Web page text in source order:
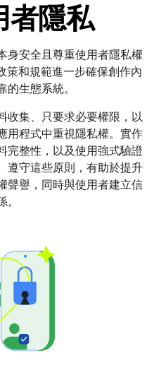
者隱私
身安全且尊重使用者隱私權
策和規範進一步確保創作內
生態系統。
收集、只要求必要權限，以
用程式中重視隱私權。實作
完整性，以及使用強式驗證
遵守這些原則，有助於提升
聲譽，同時與使用者建立信
。